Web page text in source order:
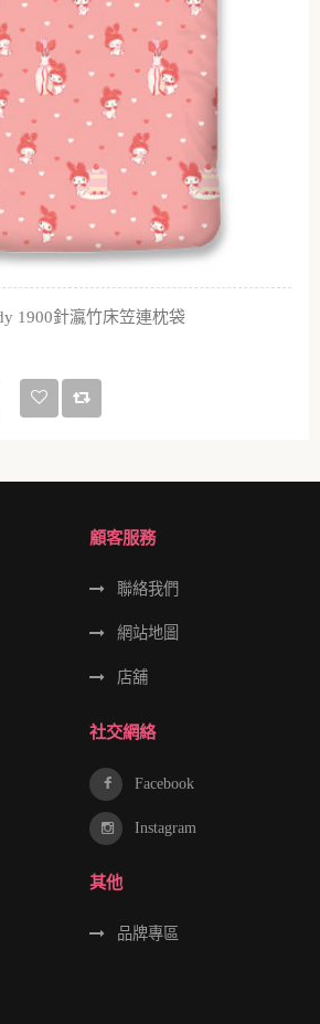
1900針瀛竹床笠連枕袋
顧客服務
聯絡我們
網站地圖
店舖
社交網絡
Facebook
Instagram
其他
品牌專區